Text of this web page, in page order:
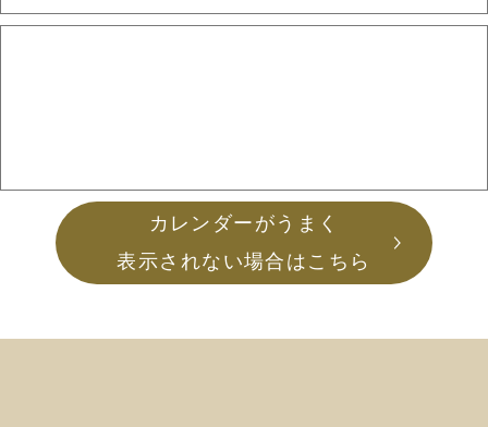
カレンダーがうまく
表示されない場合はこちら